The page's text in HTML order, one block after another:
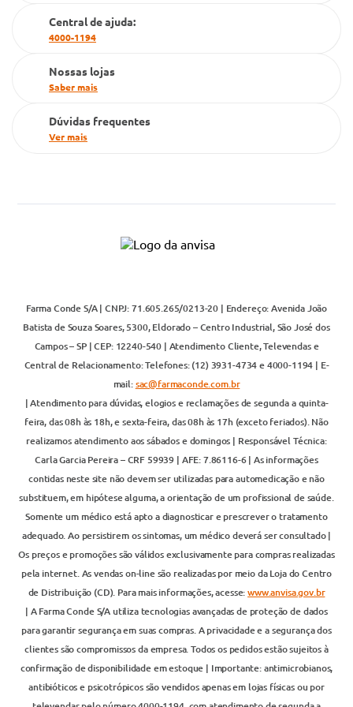
Cartão Grupo Conde
Televendas
Central de ajuda:
4000-1194
Nossas lojas
Saber mais
Dúvidas frequentes
Ver mais
Farma Conde S/A | CNPJ: 71.605.265/0213-20 | Endereço: Avenida João
Batista de Souza Soares, 5300, Eldorado – Centro Industrial, São José dos
Campos – SP | CEP: 12240-540 | Atendimento Cliente, Televendas e
Central de Relacionamento: Telefones: (12) 3931-4734 e 4000-1194 | E-
mail:sac@farmaconde.com.br
| Atendimento para dúvidas, elogios e reclamações de segunda a quinta-
feira, das 08h às 18h, e sexta-feira, das 08h às 17h (exceto feriados). Não
realizamos atendimento aos sábados e domingos | Responsável Técnica:
Carla Garcia Pereira – CRF 59939 | AFE: 7.86116-6 | As informações
contidas neste site não devem ser utilizadas para automedicação e não
substituem, em hipótese alguma, a orientação de um profissional de saúde.
Somente um médico está apto a diagnosticar e prescrever o tratamento
adequado. Ao persistirem os sintomas, um médico deverá ser consultado |
Os preços e promoções são válidos exclusivamente para compras realizadas
pela internet. As vendas on-line são realizadas por meio da Loja do Centro
de Distribuição (CD). Para mais informações, acesse:www.anvisa.gov.br
| A Farma Conde S/A utiliza tecnologias avançadas de proteção de dados
para garantir segurança em suas compras. A privacidade e a segurança dos
clientes são compromissos da empresa. Todos os pedidos estão sujeitos à
confirmação de disponibilidade em estoque | Importante: antimicrobianos,
antibióticos e psicotrópicos são vendidos apenas em lojas físicas ou por